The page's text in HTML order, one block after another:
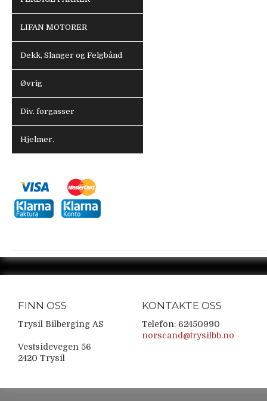
LIFAN MOTORER
Dekk, Slanger og Felgbånd
Øvrig
Div. forgasser
Hjelmer.
FINN OSS
Trysil Bilberging AS
Vestsidevegen 56
2420 Trysil
KONTAKTE OSS
Telefon: 62450990
norscand@trysilbb.no